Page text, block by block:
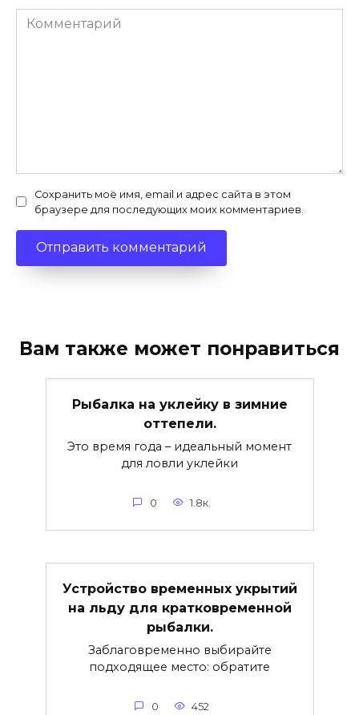
Комментарий
Сохранить моё имя, email и адрес сайта в этом
браузере для последующих моих комментариев.
Вам также может понравиться
Рыбалка на уклейку в зимние
оттепели.
Это время года – идеальный момент
для ловли уклейки
0 1.8к.
Устройство временных укрытий
на льду для кратковременной
рыбалки.
Заблаговременно выбирайте
подходящее место: обратите
0 452